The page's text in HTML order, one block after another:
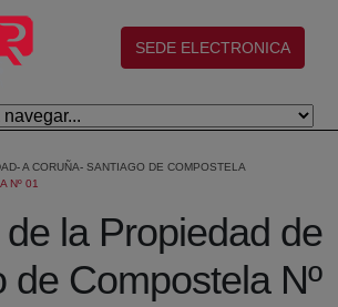
(abre en nueva ventana)
SEDE ELECTRONICA
A CORUÑA
SANTIAGO DE COMPOSTELA
Nº 01
la Propiedad de
de Compostela Nº